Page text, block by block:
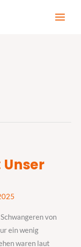
von
ein wenig
waren laut